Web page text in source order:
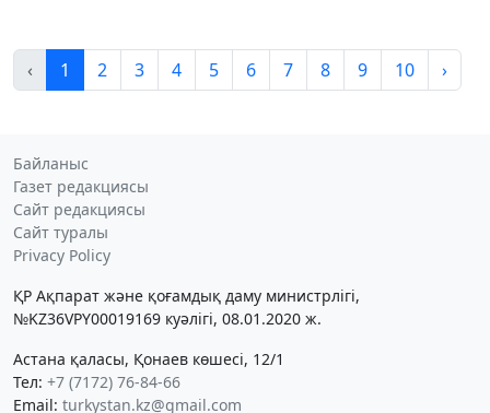
‹ 1 2 3 4 5 6 7 8 9 10 ›
Байланыс
Газет редакциясы
Сайт редакциясы
Сайт туралы
Privacy Policy
ҚР Ақпарат және қоғамдық даму министрлігі,
№KZ36VPY00019169 куәлігі, 08.01.2020 ж.
Астана қаласы, Қонаев көшесі, 12/1
Тел: +7 (7172) 76-84-66
Email: turkystan.kz@gmail.com